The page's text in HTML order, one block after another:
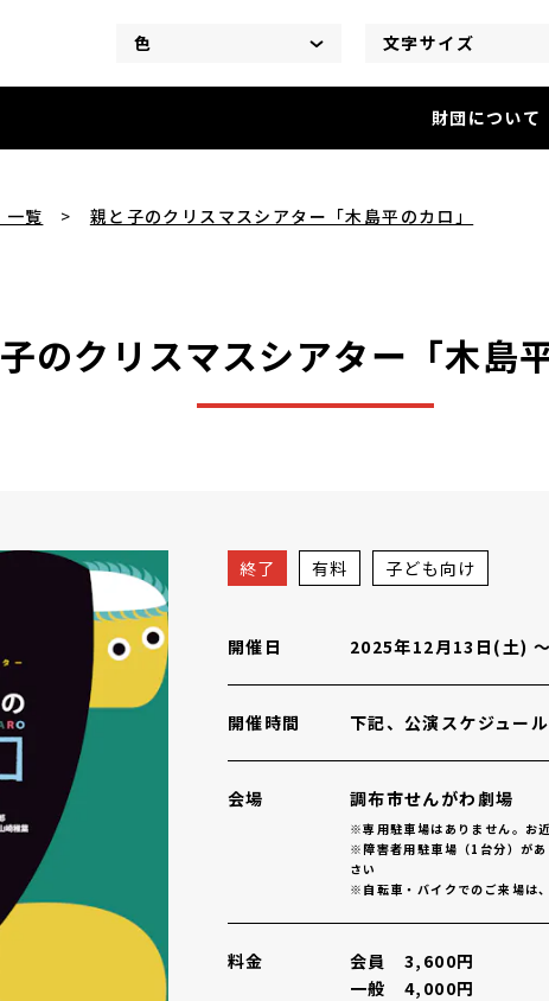
色
文字サイズ
財団について
一覧 親と子のクリスマスシアター「木島平のカロ」
のクリスマスシアター「木島
「木島平のカロ」 終了 有料 子ども向け
開催日 2025年12月13日(土) 〜
開催時間 下記、公演スケジュー
会場 調布市せんがわ劇場
※専用駐車場はありません。お
※障害者用駐車場（1台分）が
さい
※自転車・バイクでのご来場は
料金
会員 3,600円
一般 4,000円
親と子のクリスマスシアタ